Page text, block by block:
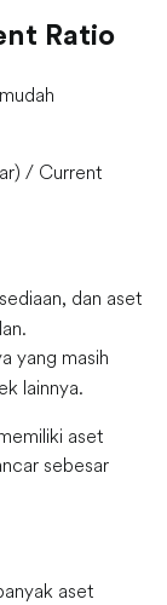
Ratio
/ Current
dan aset
yang masih
lainnya.
aset
sebesar
aset